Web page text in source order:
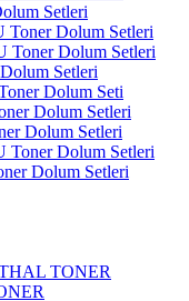
Setleri
Dolum Setleri
Dolum Setleri
Setleri
Dolum Seti
Dolum Setleri
Dolum Setleri
Dolum Setleri
Dolum Setleri
TONER